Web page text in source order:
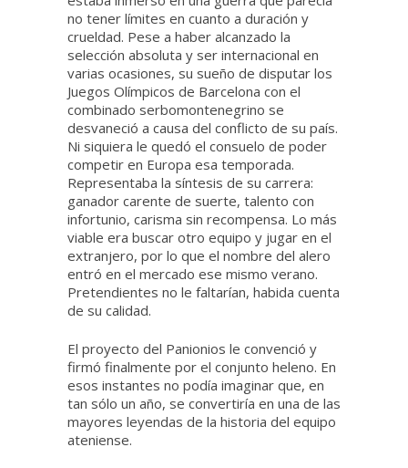
no tener límites en cuanto a duración y
crueldad. Pese a haber alcanzado la
selección absoluta y ser internacional en
varias ocasiones, su sueño de disputar los
Juegos Olímpicos de Barcelona con el
combinado serbomontenegrino se
desvaneció a causa del conflicto de su país.
Ni siquiera le quedó el consuelo de poder
competir en Europa esa temporada.
Representaba la síntesis de su carrera:
ganador carente de suerte, talento con
infortunio, carisma sin recompensa. Lo más
viable era buscar otro equipo y jugar en el
extranjero, por lo que el nombre del alero
entró en el mercado ese mismo verano.
Pretendientes no le faltarían, habida cuenta
de su calidad.
El proyecto del Panionios le convenció y
firmó finalmente por el conjunto heleno. En
esos instantes no podía imaginar que, en
tan sólo un año, se convertiría en una de las
mayores leyendas de la historia del equipo
ateniense.